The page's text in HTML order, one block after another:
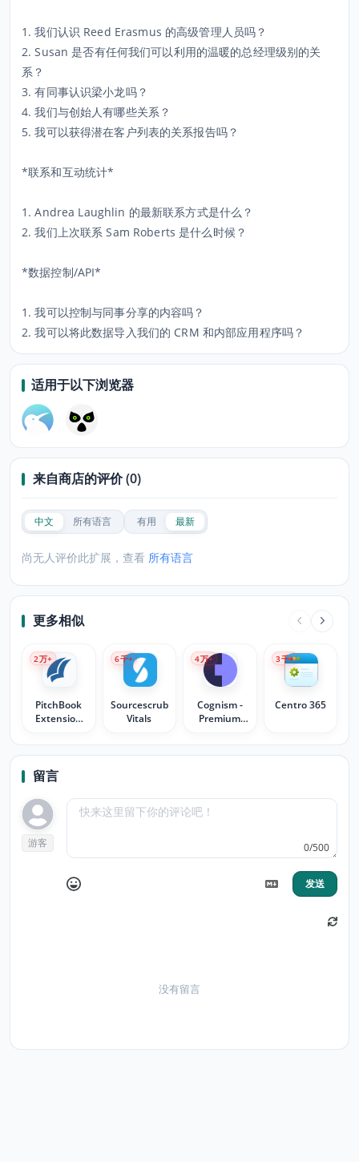
1. 我们认识 Reed Erasmus 的高级管理人员吗？
2. Susan 是否有任何我们可以利用的温暖的总经理级别的关
系？
3. 有同事认识梁小龙吗？
4. 我们与创始人有哪些关系？
5. 我可以获得潜在客户列表的关系报告吗？
*联系和互动统计*
1. Andrea Laughlin 的最新联系方式是什么？
2. 我们上次联系 Sam Roberts 是什么时候？
*数据控制/API*
1. 我可以控制与同事分享的内容吗？
2. 我可以将此数据导入我们的 CRM 和内部应用程序吗？
适用于以下浏览器
来自商店的评价 (0)
中文 所有语言 有用 最新
尚无人评价此扩展，查看 所有语言
更多相似
PitchBook
Extension
Chrome™
2万+
Sourcescrub
Vitals
6千+
Cognism -
Premium
Intelligence
4万+
Centro 365
3千+
留言
游客 0/500
发送
没有留言